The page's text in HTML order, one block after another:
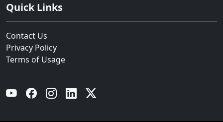
Quick Links
Contact Us
Privacy Policy
Terms of Usage
YouTube Facebook Instagram Linkedin